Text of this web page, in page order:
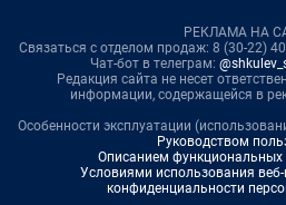
РЕКЛАМА НА
Связаться с отделом продаж: 8 (30-22)
Чат-бот в телеграм:
Редакция сайта не несет
информации, содержащейся в
Особенности эксплуатации
Руководством
Описанием функциональных
Условиями использования
конфиденциальности